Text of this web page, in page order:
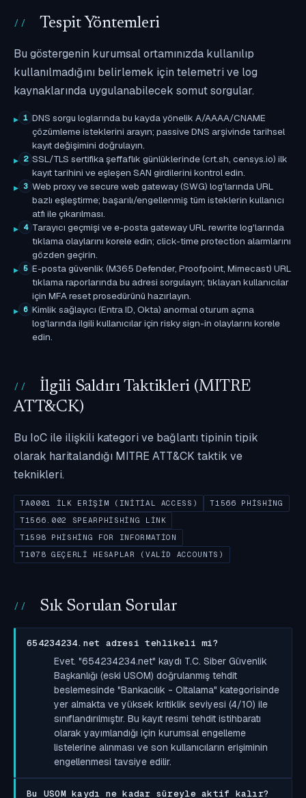
Tespit Yöntemleri
Bu göstergenin kurumsal ortamınızda kullanılıp
kullanılmadığını belirlemek için telemetri ve log
kaynaklarında uygulanabilecek somut sorgular.
1 DNS sorgu loglarında bu kayda yönelik A/AAAA/CNAME
çözümleme isteklerini arayın; passive DNS arşivinde tarihsel
kayıt değişimini doğrulayın.
2 SSL/TLS sertifika şeffaflık günlüklerinde (crt.sh, censys.io) ilk
kayıt tarihini ve eşleşen SAN girdilerini kontrol edin.
3 Web proxy ve secure web gateway (SWG) log'larında URL
bazlı eşleştirme; başarılı/engellenmiş tüm isteklerin kullanıcı
atfı ile çıkarılması.
4 Tarayıcı geçmişi ve e-posta gateway URL rewrite log'larında
tıklama olaylarını korele edin; click-time protection alarmlarını
gözden geçirin.
5 E-posta güvenlik (M365 Defender, Proofpoint, Mimecast) URL
tıklama raporlarında bu adresi sorgulayın; tıklayan kullanıcılar
için MFA reset prosedürünü hazırlayın.
6 Kimlik sağlayıcı (Entra ID, Okta) anormal oturum açma
log'larında ilgili kullanıcılar için risky sign-in olaylarını korele
edin.
İlgili Saldırı Taktikleri (MITRE
ATT&CK)
Bu IoC ile ilişkili kategori ve bağlantı tipinin tipik
olarak haritalandığı MITRE ATT&CK taktik ve
teknikleri.
TA0001 İLK ERIŞIM (INITIAL ACCESS)
T1566 PHISHING
T1566.002 SPEARPHISHING LINK
T1598 PHISHING FOR INFORMATION
T1078 GEÇERLI HESAPLAR (VALID ACCOUNTS)
Sık Sorulan Sorular
654234234.net adresi tehlikeli mi?
Evet. "654234234.net" kaydı T.C. Siber Güvenlik
Başkanlığı (eski USOM) doğrulanmış tehdit
beslemesinde "Bankacılık - Oltalama" kategorisinde
yer almakta ve yüksek kritiklik seviyesi (4/10) ile
sınıflandırılmıştır. Bu kayıt resmi tehdit istihbaratı
olarak yayımlandığı için kurumsal engelleme
listelerine alınması ve son kullanıcıların erişiminin
engellenmesi tavsiye edilir.
Bu USOM kaydı ne kadar süreyle aktif kalır?